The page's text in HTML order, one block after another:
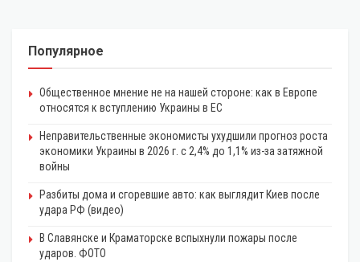
Популярное
Общественное мнение не на нашей стороне: как в Европе
относятся к вступлению Украины в ЕС
Неправительственные экономисты ухудшили прогноз роста
экономики Украины в 2026 г. с 2,4% до 1,1% из-за затяжной
войны
Разбиты дома и сгоревшие авто: как выглядит Киев после
удара РФ (видео)
В Славянске и Краматорске вспыхнули пожары после
ударов. ФОТО